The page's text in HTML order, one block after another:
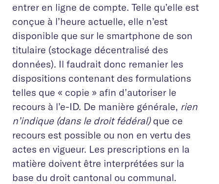
entrer en ligne de compte. Telle qu’elle est
conçue à l’heure actuelle, elle n’est
disponible que sur le smartphone de son
titulaire (stockage décentralisé des
données). Il faudrait donc remanier les
dispositions contenant des formulations
telles que « copie » afin d’autoriser le
recours à l’e-ID. De manière générale, rien
n’indique (dans le droit fédéral)que ce
recours est possible ou non en vertu des
actes en vigueur. Les prescriptions en la
matière doivent être interprétées sur la
base du droit cantonal ou communal.